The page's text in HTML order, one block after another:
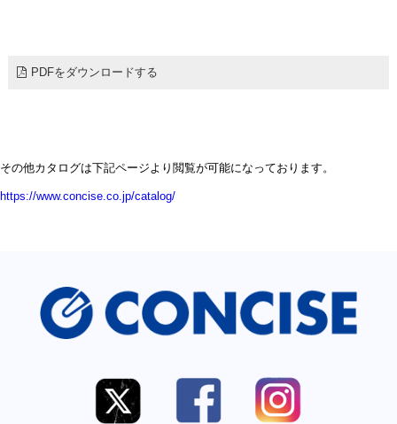
PDFをダウンロードする
その他カタログは下記ページより閲覧が可能になっております。
https://www.concise.co.jp/catalog/